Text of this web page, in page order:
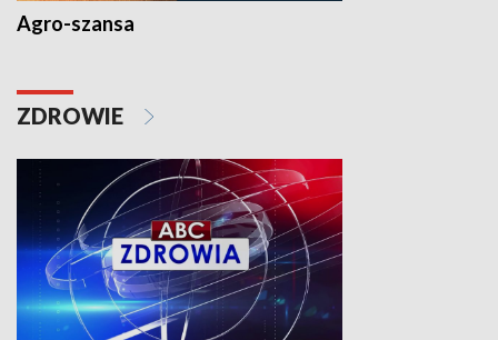
Agro-szansa
ZDROWIE